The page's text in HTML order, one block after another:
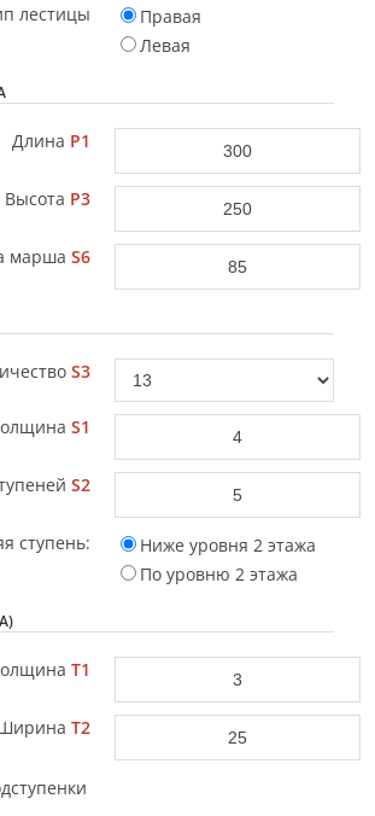
лестицы
Правая
Левая
Длина P1
Высота P3
марша S6
S3
S1
S2
ступень:
Ниже уровня 2 этажа
По уровню 2 этажа
T1
T2